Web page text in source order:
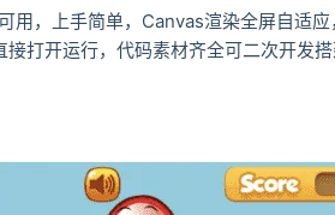
用，上手简单，Canvas渲染全屏自适
打开运行，代码素材齐全可二次开发搭